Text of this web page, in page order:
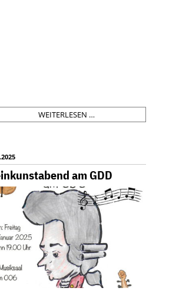
WEITERLESEN …
-
AM
GDG
am GDD